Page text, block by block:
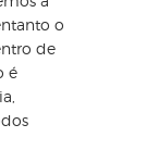
o
de
é